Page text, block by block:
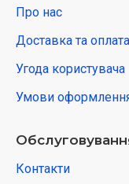
Про нас
Доставка та оплата
Угода користувача
Умови
Контакти